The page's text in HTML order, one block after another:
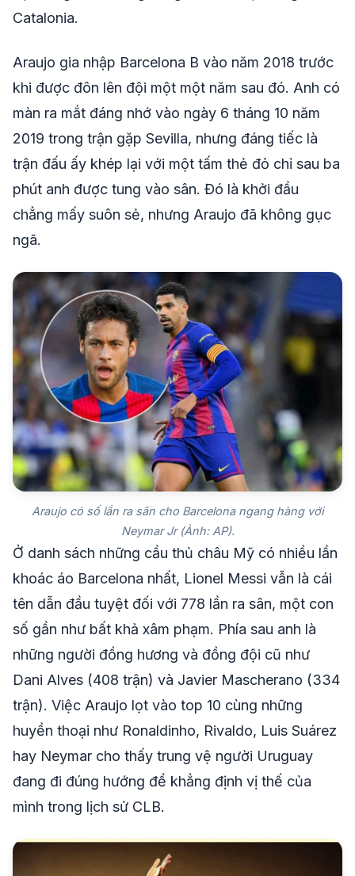
Catalonia.
Araujo gia nhập Barcelona B vào năm 2018 trước
khi được đôn lên đội một một năm sau đó. Anh có
màn ra mắt đáng nhớ vào ngày 6 tháng 10 năm
2019 trong trận gặp Sevilla, nhưng đáng tiếc là
trận đấu ấy khép lại với một tấm thẻ đỏ chỉ sau ba
phút anh được tung vào sân. Đó là khởi đầu
chẳng mấy suôn sẻ, nhưng Araujo đã không gục
ngã.
Araujo có số lần ra sân cho Barcelona ngang hàng với
Neymar Jr (Ảnh: AP).
Ở danh sách những cầu thủ châu Mỹ có nhiều lần
khoác áo Barcelona nhất, Lionel Messi vẫn là cái
tên dẫn đầu tuyệt đối với 778 lần ra sân, một con
số gần như bất khả xâm phạm. Phía sau anh là
những người đồng hương và đồng đội cũ như
Dani Alves (408 trận) và Javier Mascherano (334
trận). Việc Araujo lọt vào top 10 cùng những
huyền thoại như Ronaldinho, Rivaldo, Luis Suárez
hay Neymar cho thấy trung vệ người Uruguay
đang đi đúng hướng để khẳng định vị thế của
mình trong lịch sử CLB.